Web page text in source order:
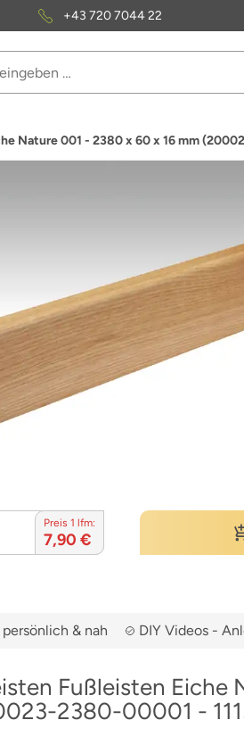
+43 720 7044 22
Nature 001 - 2380 x 60 x 16 mm
Preis 1 lfm:
7,90 €
& nah DIY Videos -
Fußleisten
2380-00001 -